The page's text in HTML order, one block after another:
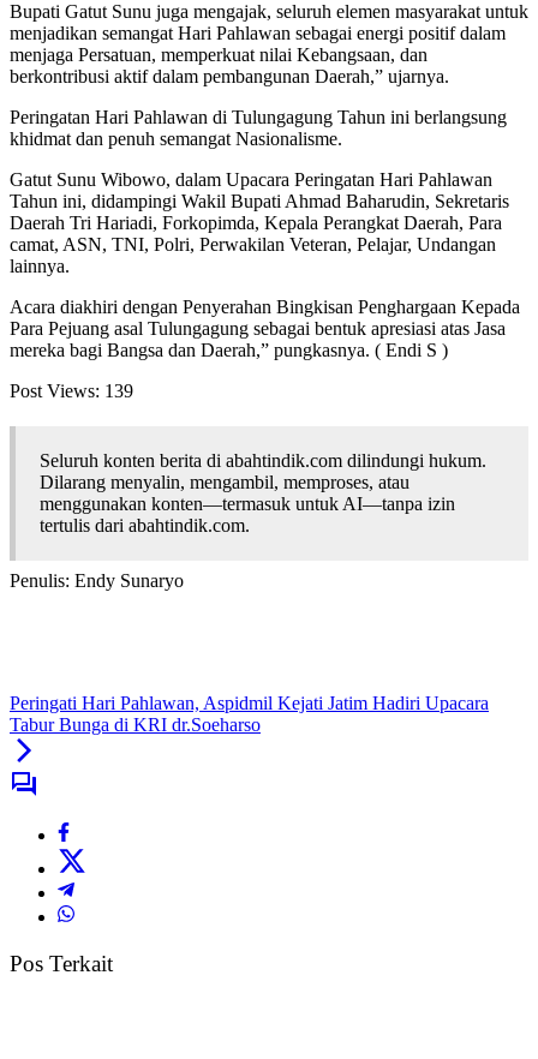
Bupati Gatut Sunu juga mengajak, seluruh elemen masyarakat untuk
menjadikan semangat Hari Pahlawan sebagai energi positif dalam
menjaga Persatuan, memperkuat nilai Kebangsaan, dan
berkontribusi aktif dalam pembangunan Daerah,” ujarnya.
Peringatan Hari Pahlawan di Tulungagung Tahun ini berlangsung
khidmat dan penuh semangat Nasionalisme.
Gatut Sunu Wibowo, dalam Upacara Peringatan Hari Pahlawan
Tahun ini, didampingi Wakil Bupati Ahmad Baharudin, Sekretaris
Daerah Tri Hariadi, Forkopimda, Kepala Perangkat Daerah, Para
camat, ASN, TNI, Polri, Perwakilan Veteran, Pelajar, Undangan
lainnya.
Acara diakhiri dengan Penyerahan Bingkisan Penghargaan Kepada
Para Pejuang asal Tulungagung sebagai bentuk apresiasi atas Jasa
mereka bagi Bangsa dan Daerah,” pungkasnya. ( Endi S )
Post Views: 139
Seluruh konten berita di abahtindik.com dilindungi hukum.
Dilarang menyalin, mengambil, memproses, atau
menggunakan konten—termasuk untuk AI—tanpa izin
tertulis dari abahtindik.com.
Penulis: Endy Sunaryo
Peringati Hari Pahlawan, Aspidmil Kejati Jatim Hadiri Upacara
Tabur Bunga di KRI dr.Soeharso
Pos Terkait